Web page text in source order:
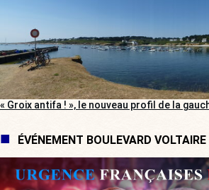
« Groix antifa ! », le nouveau profil de la
ÉVÉNEMENT BOULEVARD VOLTAIRE